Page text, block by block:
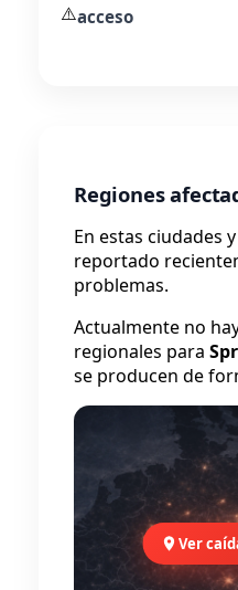
⚠️acceso
Regiones
En estas ciudades
reportado
problemas.
Actualmente no
regionales para
se producen de
Ver